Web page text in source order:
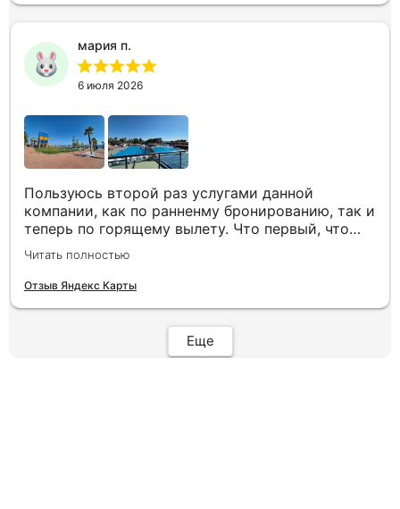
мария п.
6 июля 2026
Пользуюсь второй раз услугами данной
компании, как по ранненму бронированию, так и
теперь по горящему вылету. Что первый, что
второй раз путёвки подобраны под наши
индивидуальные запросы идеально. Работаем с
менеджером Анной Макеевой, всегда на связи,
Читать полностью
Отзыв Яндекс Карты
Еще